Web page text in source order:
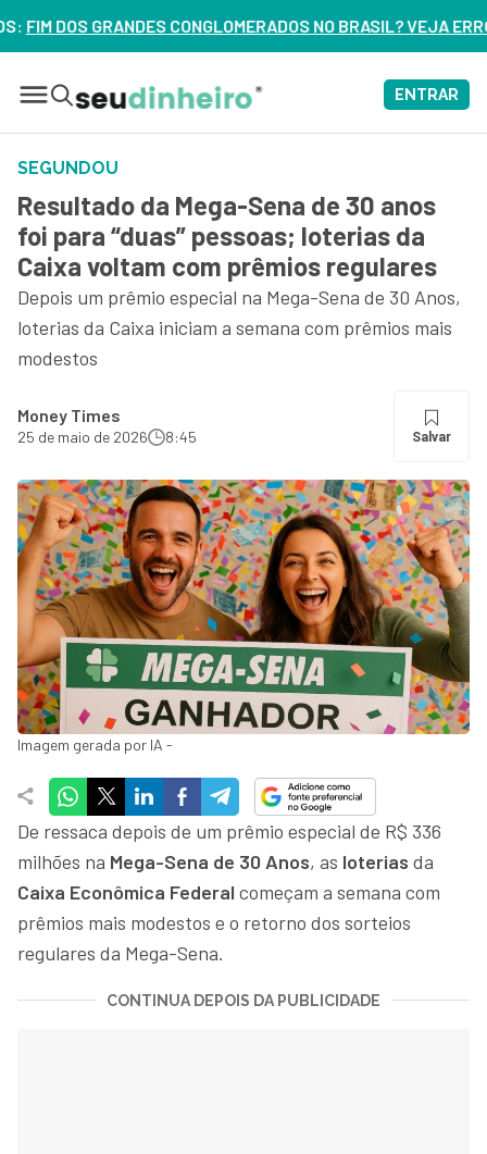
NO BRASIL? VEJA ERROS DE 3 DELES – ASSISTA
ENTRAR
SEGUNDOU
Resultado da Mega-Sena de 30 anos
foi para “duas” pessoas; loterias da
Caixa voltam com prêmios regulares
Depois um prêmio especial na Mega-Sena de 30 Anos,
loterias da Caixa iniciam a semana com prêmios mais
modestos
Money Times
25 de maio de 2026 8:45 Salvar
Imagem gerada por IA -
De ressaca depois de um prêmio especial de R$ 336
milhões na Mega-Sena de 30 Anos, as loterias da
Caixa Econômica Federal começam a semana com
prêmios mais modestos e o retorno dos sorteios
regulares da Mega-Sena.
CONTINUA DEPOIS DA PUBLICIDADE